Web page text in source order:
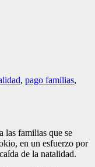
, pago familias,
las familias que se
en un esfuerzo por
de la natalidad.